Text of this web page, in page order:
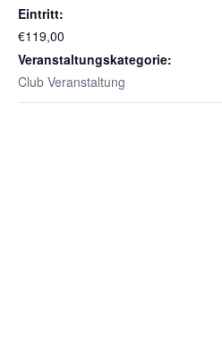
Eintritt:
€119,00
Veranstaltungskategorie:
Club Veranstaltung